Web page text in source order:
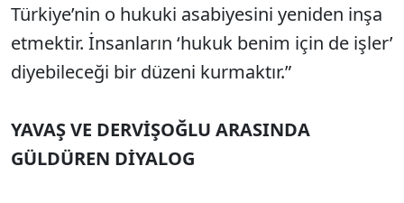
Türkiye’nin o hukuki asabiyesini yeniden inşa
etmektir. İnsanların ‘hukuk benim için de işler’
diyebileceği bir düzeni kurmaktır.”
YAVAŞ VE DERVİŞOĞLU ARASINDA
GÜLDÜREN DİYALOG